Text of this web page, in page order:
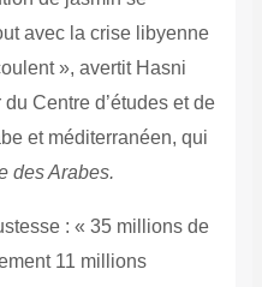
avec la crise libyenne
», avertit Hasni
Centre d’études et de
et méditerranéen, qui
des Arabes.
: « 35 millions de
11 millions